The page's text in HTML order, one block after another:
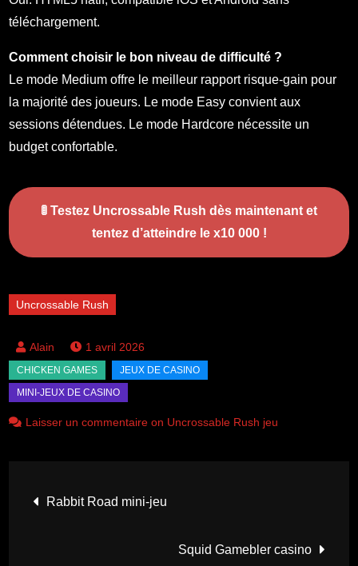
téléchargement.
Comment choisir le bon niveau de difficulté ?
Le mode Medium offre le meilleur rapport risque-gain pour
la majorité des joueurs. Le mode Easy convient aux
sessions détendues. Le mode Hardcore nécessite un
budget confortable.
🚦 Testez Uncrossable Rush dès maintenant et
tentez d’atteindre le x10 000 !
Uncrossable Rush
1 avril 2026
Laisser un commentaire on Uncrossable Rush jeu
Navigation
Rabbit Road mini-jeu
Squid Gamebler casino